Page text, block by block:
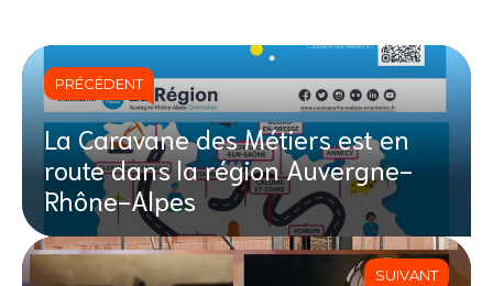
PRÉCÉDENT
La Caravane des Métiers est en
route dans la région Auvergne-
Rhône-Alpes
SUIVANT